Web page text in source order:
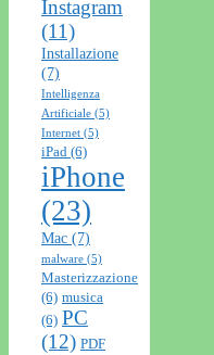
Instagram
(11)
Installazione
(7)
Intelligenza
Artificiale (5)
Internet (5)
iPad (6)
iPhone
(23)
Mac (7)
malware (5)
Masterizzazione
(6) musica
(6) PC
(12) PDF